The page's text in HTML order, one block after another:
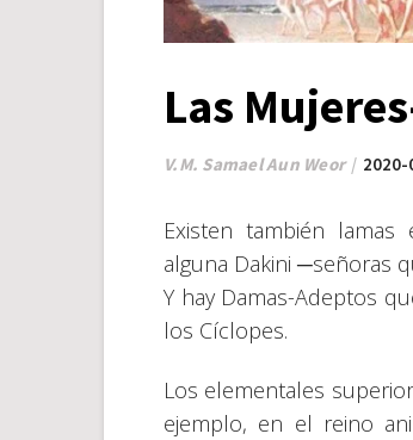
Las
V.M. Samael Aun Weor 2020-
Existen también
alguna Dakini ─señoras
Y hay Damas-Adeptos
los Cíclopes.
Los elementales
ejemplo, en el reino